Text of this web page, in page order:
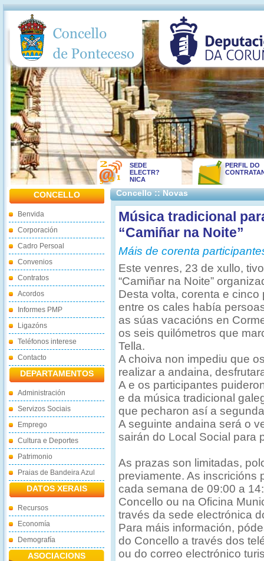
SEDE
ELECTR?
NICA
PERFIL DO
CONCELLO
Benvida
Corporación
Cadro Persoal
Convenios
Contratos
Acordos
Informes PMP
Ligazóns
Teléfonos interese
Contacto
DEPARTAMENTOS
Administración
Servizos Sociais
Emprego
Cultura e Deportes
Patrimonio
Praias de Bandeira Azul
DATOS XERAIS
Recursos
Economía
Demografía
ASOCIACIONS
Concello :: Novas
Música tradicional
“Camiñar na Noite”
Máis de corenta
Este venres, 23 de xullo,
“Camiñar na Noite”
Desta volta, corenta e
entre os cales había
as súas vacacións en
os seis quilómetros que
Tella.
A choiva non impediu que
realizar a andaina,
A e os participantes
e da música tradicional
que pecharon así a
A seguinte andaina será o
sairán do Local Social para
As prazas son limitadas,
previamente. As inscricións
cada semana de 09:00 a
Concello ou na Oficina
través da sede electrónica
Para máis información,
do Concello a través dos
ou do correo electrónico